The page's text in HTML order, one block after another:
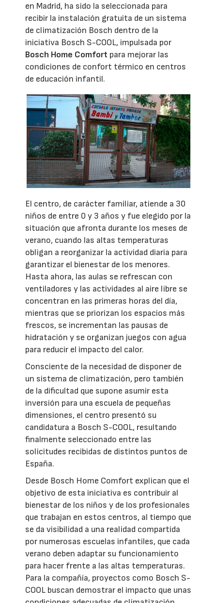
en Madrid, ha sido la seleccionada para
recibir la instalación gratuita de un sistema
de climatización Bosch dentro de la
iniciativa Bosch S-COOL, impulsada por
Bosch Home Comfort para mejorar las
condiciones de confort térmico en centros
de educación infantil.
El centro, de carácter familiar, atiende a 30
niños de entre 0 y 3 años y fue elegido por la
situación que afronta durante los meses de
verano, cuando las altas temperaturas
obligan a reorganizar la actividad diaria para
garantizar el bienestar de los menores.
Hasta ahora, las aulas se refrescan con
ventiladores y las actividades al aire libre se
concentran en las primeras horas del día,
mientras que se priorizan los espacios más
frescos, se incrementan las pausas de
hidratación y se organizan juegos con agua
para reducir el impacto del calor.
Consciente de la necesidad de disponer de
un sistema de climatización, pero también
de la dificultad que supone asumir esta
inversión para una escuela de pequeñas
dimensiones, el centro presentó su
candidatura a Bosch S-COOL, resultando
finalmente seleccionado entre las
solicitudes recibidas de distintos puntos de
España.
Desde Bosch Home Comfort explican que el
objetivo de esta iniciativa es contribuir al
bienestar de los niños y de los profesionales
que trabajan en estos centros, al tiempo que
se da visibilidad a una realidad compartida
por numerosas escuelas infantiles, que cada
verano deben adaptar su funcionamiento
para hacer frente a las altas temperaturas.
Para la compañía, proyectos como Bosch S-
COOL buscan demostrar el impacto que unas